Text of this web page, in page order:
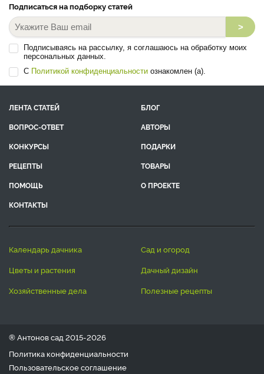
Подписаться на подборку статей
>
Подписываясь на рассылку, я соглашаюсь на обработку моих
персональных данных.
С Политикой конфиденциальности ознакомлен (а).
ЛЕНТА СТАТЕЙ
БЛОГ
ВОПРОС-ОТВЕТ
АВТОРЫ
КОНКУРСЫ
ПОДАРКИ
РЕЦЕПТЫ
ТОВАРЫ
ПОМОЩЬ
О ПРОЕКТЕ
КОНТАКТЫ
календарь дачника
сад и огород
цветы и растения
дачный дизайн
хозяйственные дела
полезные рецепты
® Антонов сад 2015-2026
Политика конфиденциальности
Пользовательское соглашение